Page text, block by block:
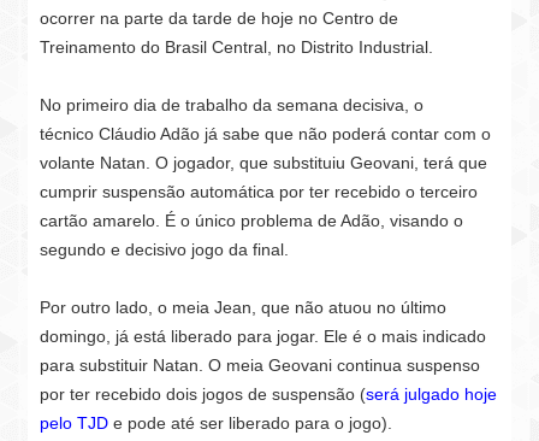
ocorrer na parte da tarde de hoje no Centro de
Treinamento do Brasil Central, no Distrito Industrial.
No primeiro dia de trabalhoda semana decisiva, o
técnicoCláudio Adão já sabe que não poderá contar com o
volante Natan.O jogador, que substituiu Geovani,terá que
cumprir suspensão automática por ter recebido o terceiro
cartão amarelo. É o único problema de Adão, visando o
segundo edecisivo jogo da final.
Por outro lado, o meia Jean,que não atuou no último
domingo, já está liberado para jogar. Ele é o mais indicado
para substituir Natan. O meia Geovani continuasuspenso
por ter recebido dois jogos de suspensão (será julgado hoje
pelo TJD e pode até ser liberado para o jogo).